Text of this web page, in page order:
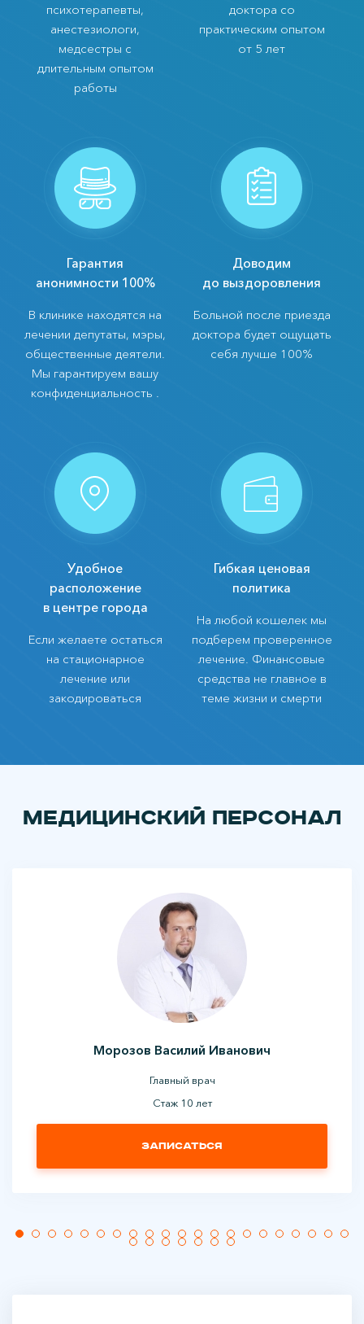
психотерапевты,
анестезиологи,
медсестры с
длительным опытом
работы
доктора со
практическим опытом
от 5 лет
Гарантия
анонимности 100%
В клинике находятся на
лечении депутаты, мэры,
общественные деятели.
Мы гарантируем вашу
конфиденциальность .
Доводим
до выздоровления
Больной после приезда
доктора будет ощущать
себя лучше 100%
Удобное
расположение
в центре города
Если желаете остаться
на стационарное
лечение или
закодироваться
Гибкая ценовая
политика
На любой кошелек мы
подберем проверенное
лечение. Финансовые
средства не главное в
теме жизни и смерти
Медицинский персонал
Морозов Василий Иванович
Главный врач
Стаж 10 лет
Записаться